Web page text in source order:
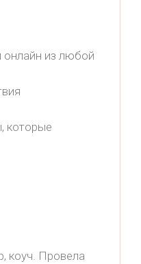
онлайн из любой
которые
коуч. Провела